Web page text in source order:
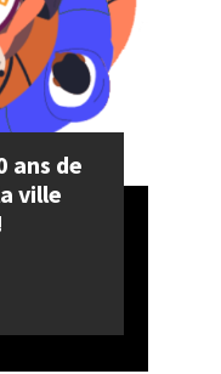
ans de
ville